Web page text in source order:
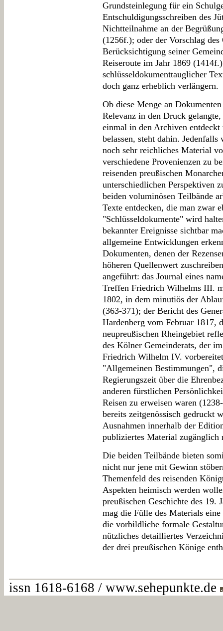
Grundsteinlegung für ein
Entschuldigungsschreiben des
Nichtteilnahme an der
(1256f.); oder der Vorschlag
Berücksichtigung seiner
Reiseroute im Jahr 1869
schlüsseldokumenttauglicher
doch ganz erheblich verlängern.
Ob diese Menge an
Relevanz in den Druck
einmal in den Archiven
belassen, steht dahin.
noch sehr reichliches Material
verschiedene Provenienzen zu
reisenden preußischen
unterschiedlichen Perspektiven
beiden voluminösen Teilbände
Texte entdecken, die man zwar
"Schlüsseldokumente" wird
bekannter Ereignisse sichtbar
allgemeine Entwicklungen
Dokumenten, denen der
höheren Quellenwert
angeführt: das Journal eines
Treffen Friedrich Wilhelms III.
1802, in dem minutiös der
(363-371); der Bericht des
Hardenberg vom Februar 1817,
neupreußischen Rheingebiet
des Kölner Gemeinderats, der
Friedrich Wilhelm IV.
"Allgemeinen Bestimmungen",
Regierungszeit über die
anderen fürstlichen
Reisen zu erweisen waren
bereits zeitgenössisch gedruckt
Ausnahmen innerhalb der
publiziertes Material zugänglich
Die beiden Teilbände bieten
nicht nur jene mit Gewinn
Themenfeld des reisenden
Aspekten heimisch werden
preußischen Geschichte des 19.
mag die Fülle des Materials
die vorbildliche formale
nützliches detailliertes
der drei preußischen Könige
issn 1618-6168 / www.sehepunkte.de